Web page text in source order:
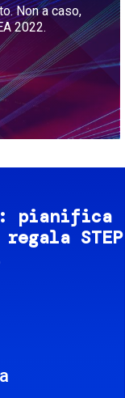
Non a caso,
2022.
pianifica
STEP